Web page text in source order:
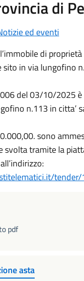
di
ed eventi
di
in via lungofino
del 03/10/2025
n.113 in citta’
sono
svolta tramite la
pdf
asta